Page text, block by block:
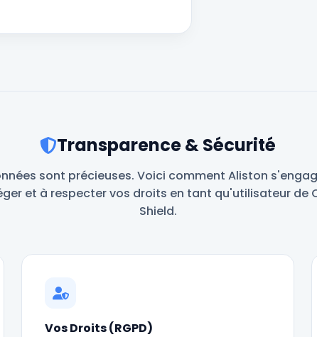
Transparence & Sécurité
sont précieuses. Voici comment Aliston
et à respecter vos droits en tant qu'utilisateur de
Shield.
Vos Droits (RGPD)